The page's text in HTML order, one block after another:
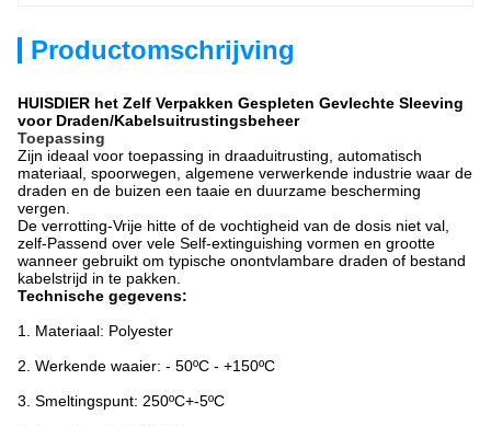
Productomschrijving
HUISDIER het Zelf Verpakken Gespleten Gevlechte Sleeving
voor Draden/Kabelsuitrustingsbeheer
Toepassing
Zijn ideaal voor toepassing in draaduitrusting, automatisch
materiaal, spoorwegen, algemene verwerkende industrie waar de
draden en de buizen een taaie en duurzame bescherming
vergen.
De verrotting-Vrije hitte of de vochtigheid van de dosis niet val,
zelf-Passend over vele Self-extinguishing vormen en grootte
wanneer gebruikt om typische onontvlambare draden of bestand
kabelstrijd in te pakken.
Technische gegevens:
1. Materiaal: Polyester
2. Werkende waaier: - 50ºC - +150ºC
3. Smeltingspunt: 250ºC+-5ºC